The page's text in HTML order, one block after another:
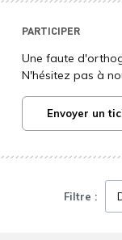
PARTICIPER
Une faute
N'hésitez pas à
Envoyer un
Filtre :